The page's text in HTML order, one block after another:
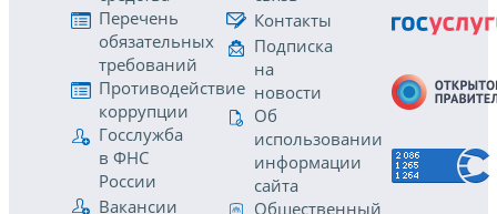
Перечень
обязательных
требований
Противодействие
коррупции
Госслужба
в ФНС
России
Вакансии
Контакты
Подписка
на
новости
Об
использовании
информации
сайта
Общественный